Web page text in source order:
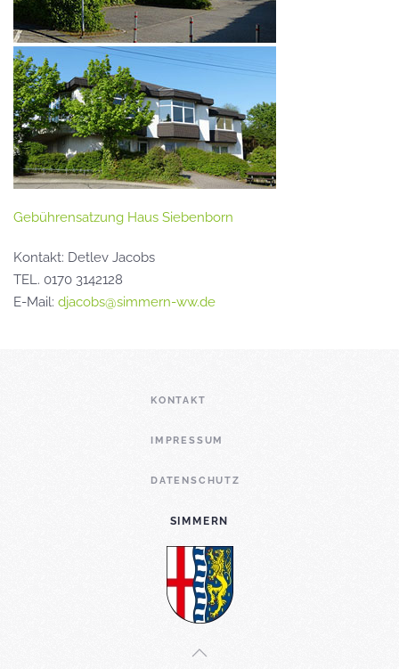
Gebührensatzung Haus Siebenborn
Kontakt: Detlev Jacobs
TEL. 0170 3142128
E-Mail: djacobs@simmern-ww.de
KONTAKT
IMPRESSUM
DATENSCHUTZ
SIMMERN